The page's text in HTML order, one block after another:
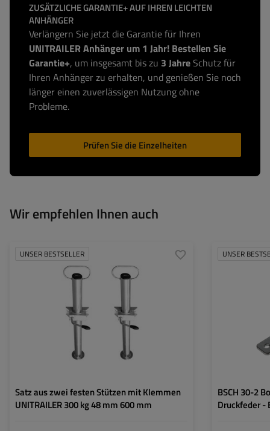
ZUSÄTZLICHE GARANTIE+ AUF IHREN LEICHTEN
ANHÄNGER
Verlängern Sie jetzt die Garantie für Ihren
UNITRAILER Anhänger um 1 Jahr! Bestellen Sie
Garantie+, um insgesamt bis zu 3 Jahre Schutz für
Ihren Anhänger zu erhalten, und genießen Sie noch
länger einen zuverlässigen Nutzung ohne
Probleme.
Prüfen Sie die Einzelheiten
Wir empfehlen Ihnen auch
UNSER BESTSELLER
Satz aus zwei festen Stützen mit Klemmen
UNITRAILER 300 kg 48 mm 600 mm
Maximale Tragfähigkeit:
150 kg
UNSER
BSCH 30-2
Druckfeder -